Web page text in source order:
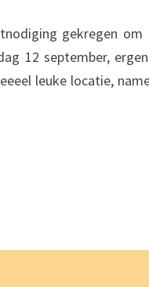
gekregen
12 september,
leuke locatie,